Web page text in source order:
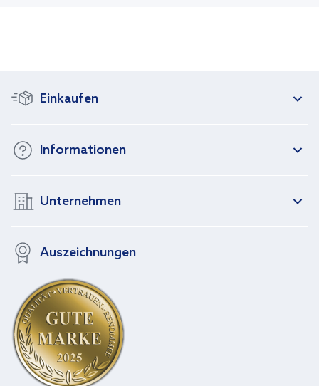
Einkaufen
Informationen
Unternehmen
Auszeichnungen